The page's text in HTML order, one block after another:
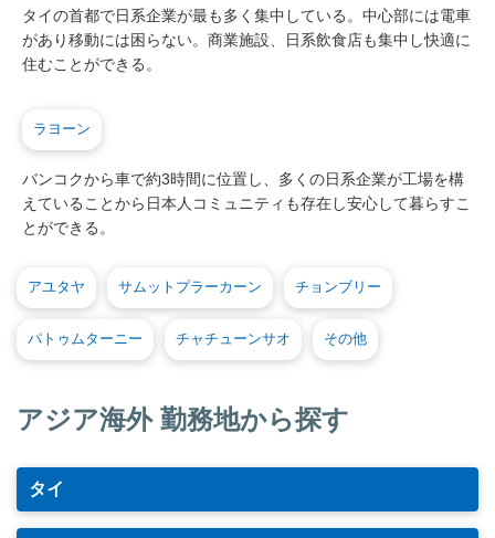
タイの首都で日系企業が最も多く集中している。中心部には電車
があり移動には困らない。商業施設、日系飲食店も集中し快適に
住むことができる。
ラヨーン
バンコクから車で約3時間に位置し、多くの日系企業が工場を構
えていることから日本人コミュニティも存在し安心して暮らすこ
とができる。
アユタヤ サムットプラーカーン チョンブリー
パトゥムターニー チャチューンサオ その他
アジア海外 勤務地から探す
タイ